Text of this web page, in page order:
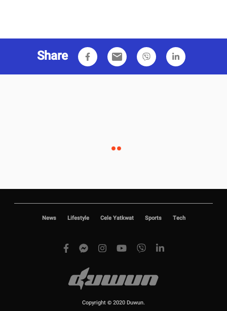
Share email
News Lifestyle Cele Yatkwat Sports Tech
Copyright © 2020 Duwun.